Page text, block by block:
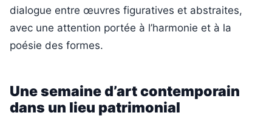
dialogue entre œuvres figuratives et abstraites,
avec une attention portée à l’harmonie et à la
poésie des formes.
Une semaine d’art contemporain
dans un lieu patrimonial